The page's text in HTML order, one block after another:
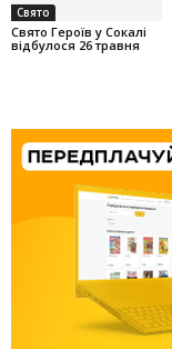
Свято
Свято Героїв у Сокалі
відбулося 26 травня